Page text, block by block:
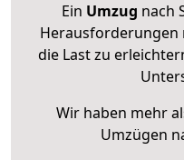
Ein Umzug nach
Herausforderungen
die Last zu
Wir haben mehr
Umzügen